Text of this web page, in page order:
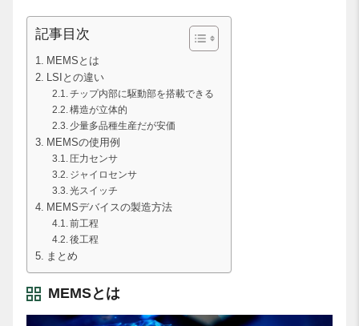
記事目次
MEMSとは
LSIとの違い
チップ内部に駆動部を搭載できる
構造が立体的
少量多品種生産だが安価
MEMSの使用例
圧力センサ
ジャイロセンサ
光スイッチ
MEMSデバイスの製造方法
前工程
後工程
まとめ
MEMSとは